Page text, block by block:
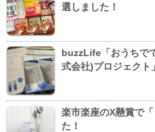
選しました！
buzzLife「おうちで
式会社)プロジェクト」
楽市楽座のX懸賞で
た！